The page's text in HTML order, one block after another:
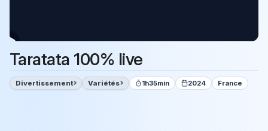
Taratata 100% live
Divertissement Variétés 1h35min 2024 France